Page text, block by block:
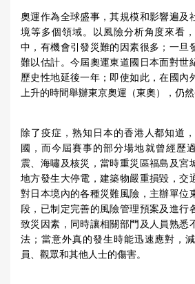
奧運作為全球盛事，其規模和影響遍及
境等多個領域。以風險分析角度來看
中，有機會引發災難的因素很多；一旦
難以估計。今屆奧運東道國日本面對世
歷史性地延後一年；即使如此，在國內
上升的時間舉辦東京奧運（東奧），仍然
除了疫症，熟知日本的香港人都知道
國，而今屆賽事的部分場地就曾經歷
震、海嘯及核災，當時重災區福島及宮
地方發生大停電，建築物嚴重損毀，交
對日本境內的各種災難風險，主辦單位
段，已制定完善的風險管理預案及進行
致災因素，同時讓相關部門及人員熟悉
法；當意外真的發生時能迅速應對，
員、觀眾和其他人士的傷害。